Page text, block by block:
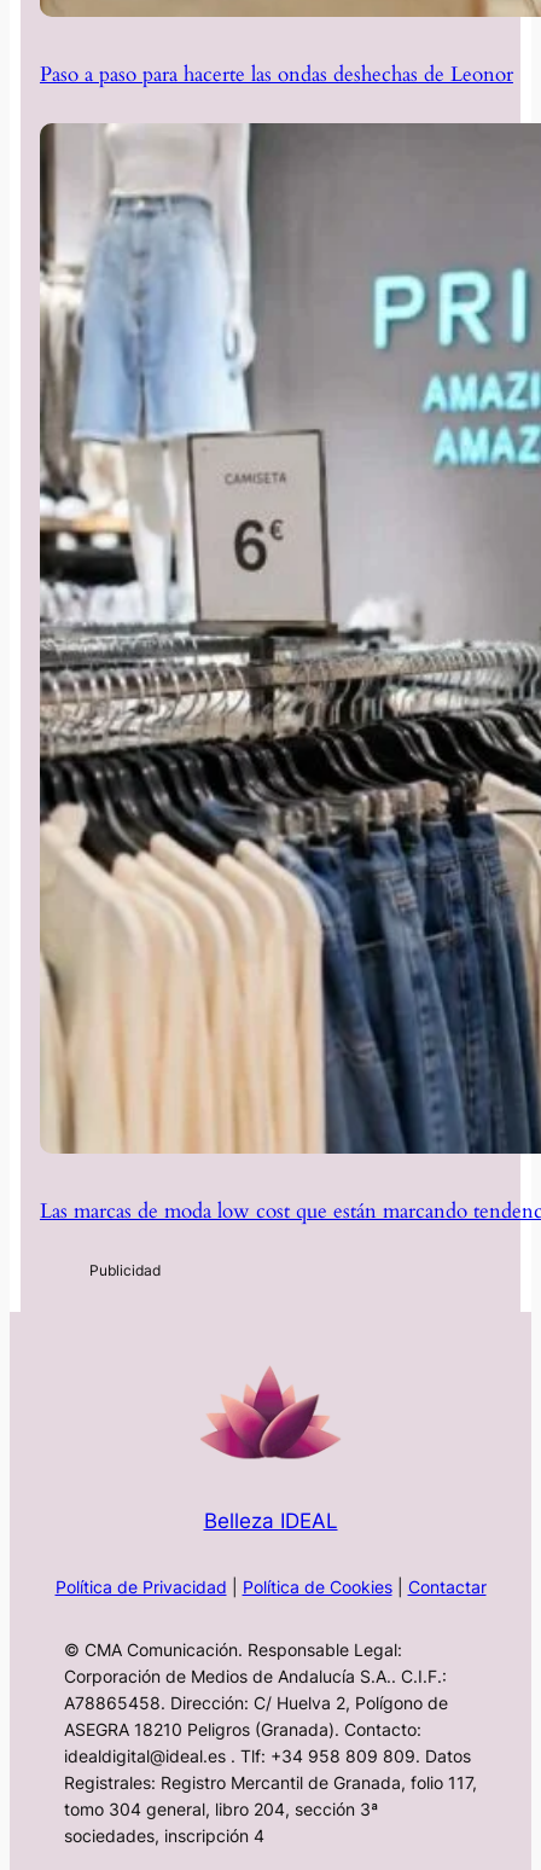
Paso a paso para hacerte las ondas deshechas de Leonor
Las marcas de moda low cost que están marcando
Belleza IDEAL
Política de Privacidad Política de Cookies| Contactar
© CMA Comunicación. Responsable Legal:
Corporación de Medios de Andalucía S.A.. C.I.F.:
A78865458. Dirección: C/ Huelva 2, Polígono de
ASEGRA 18210 Peligros (Granada). Contacto:
idealdigital@ideal.es . Tlf: +34 958 809 809. Datos
Registrales: Registro Mercantil de Granada, folio 117,
tomo 304 general, libro 204, sección 3ª
sociedades, inscripción 4